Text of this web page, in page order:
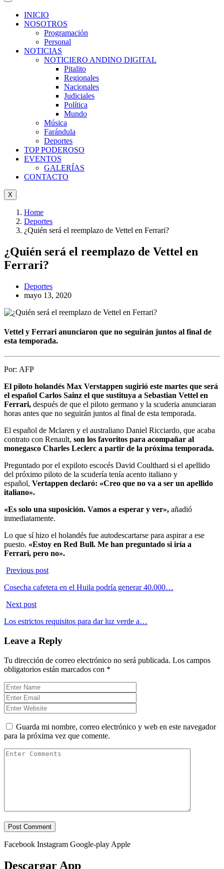
INICIO
NOSOTROS
Programación
Personal
NOTICIAS
NOTICIERO ANDINO DIGITAL
Pitalito
Regionales
Nacionales
Judiciales
Política
Mundo
Música
Farándula
Deportes
TOP PODEROSO
EVENTOS
GALERÍAS
CONTACTO
X
Home
Deportes
¿Quién será el reemplazo de Vettel en Ferrari?
¿Quién será el reemplazo de Vettel en
Ferrari?
Deportes
mayo 13, 2020
Vettel y Ferrari anunciaron que no seguirán juntos al final de
esta temporada.
Por: AFP
El piloto holandés Max Verstappen sugirió este martes que será
el español Carlos Sainz el que sustituya a Sebastian Vettel en
Ferrari, después de que el piloto germano y la scuderia anunciaran
horas antes que no seguirán juntos al final de esta temporada.
El español de Mclaren y el australiano Daniel Ricciardo, que acaba
contrato con Renault, son los favoritos para acompañar al
monegasco Charles Leclerc a partir de la próxima temporada.
Preguntado por el expiloto escocés David Coulthard si el apellido
del próximo piloto de la scudería tenía acento italiano y
español, Vertappen declaró: «Creo que no va a ser un apellido
italiano».
«Es solo una suposición. Vamos a esperar y ver», añadió
inmediatamente.
Lo que sí hizo el holandés fue autodescartarse para aspirar a ese
puesto. «Estoy en Red Bull. Me han preguntado si iría a
Ferrari, pero no».
Previous post
Cosecha cafetera en el Huila podría generar 40.000…
Next post
Los estrictos requisitos para dar luz verde a…
Leave a Reply
Tu dirección de correo electrónico no será publicada. Los campos
obligatorios están marcados con *
Guarda mi nombre, correo electrónico y web en este navegador
para la próxima vez que comente.
Facebook Instagram Google-play Apple
Descargar App